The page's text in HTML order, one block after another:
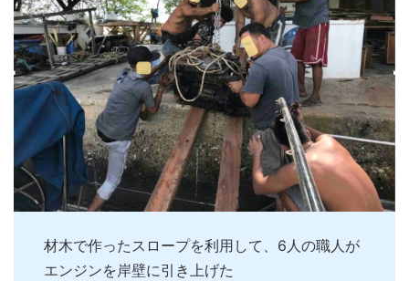
材木で作ったスロープを利用して、6人の職人が
エンジンを岸壁に引き上げた